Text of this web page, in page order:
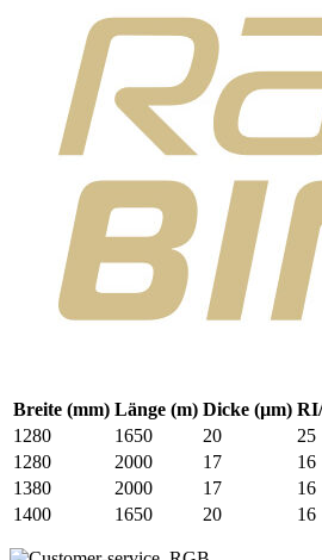
Breite (mm) Länge (m) Dicke (µm)
1280
1650 20 25
1280
2000 17 16
1380
2000 17 16
1400
1650 20 16